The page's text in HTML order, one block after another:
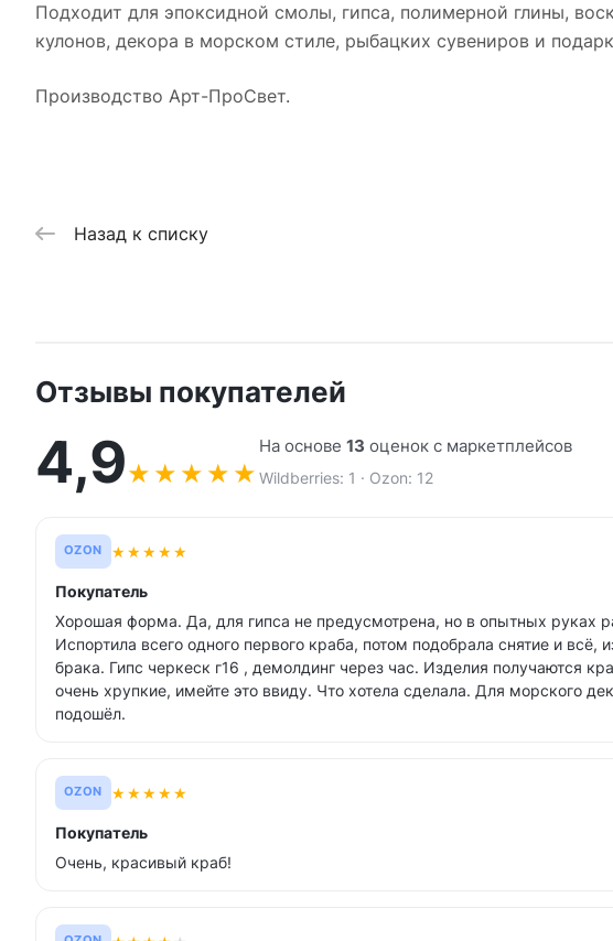
Подходит для эпоксидной смолы, гипса, полимерной глины,
кулонов, декора в морском стиле, рыбацких сувениров и
Производство Арт-ПроСвет.
Назад к списку
Отзывы покупателей
4,9★ ★ ★ ★ ★
На основе 13 оценок с маркетплейсов
Wildberries: 1 · Ozon: 12
OZON ★★★★★
Покупатель
Хорошая форма. Да, для гипса не предусмотрена, но в опытных руках
Испортила всего одного первого краба, потом подобрала снятие и всё,
брака. Гипс черкеск г16 , демолдинг через час. Изделия получаются
очень хрупкие, имейте это ввиду. Что хотела сделала. Для морского
подошёл.
OZON ★★★★★
Покупатель
Очень, красивый краб!